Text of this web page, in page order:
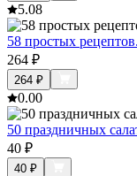
5.08
58 простых
264 ₽
264 ₽
0.00
50 праздничных
40 ₽
40 ₽